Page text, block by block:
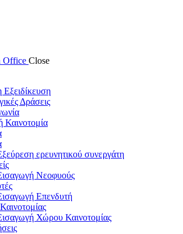
Close
Δράσεις
Καινοτομία
ερευνητικού συνεργάτη
Νεοφυούς
Επενδυτή
Χώρου Καινοτομίας